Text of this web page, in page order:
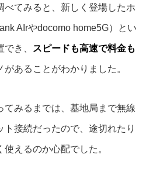
べてみると、新しく登場したホ
AIrやdocomo home5G）とい
き、 スピードも高速で料金も
があることがわかりました。
てみるまでは、基地局まで無線
ト接続だったので、途切れたり
えるのか心配でした。